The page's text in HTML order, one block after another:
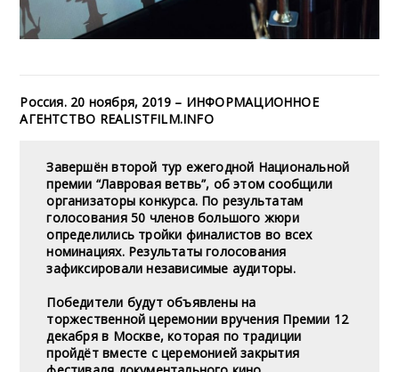
Россия. 20 ноября, 2019 – ИНФОРМАЦИОННОЕ
АГЕНТСТВО REALISTFILM.INFO
Завершён второй тур ежегодной Национальной
премии “Лавровая ветвь”, об этом сообщили
организаторы конкурса. По результатам
голосования 50 членов большого жюри
определились тройки финалистов во всех
номинациях. Результаты голосования
зафиксировали независимые аудиторы.
Победители будут объявлены на
торжественной церемонии вручения Премии 12
декабря в Москве, которая по традиции
пройдёт вместе с церемонией закрытия